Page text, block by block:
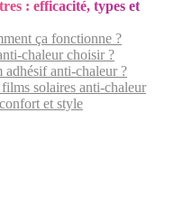
: efficacité, types et
ça fonctionne ?
chaleur choisir ?
anti-chaleur ?
solaires anti-chaleur
et style